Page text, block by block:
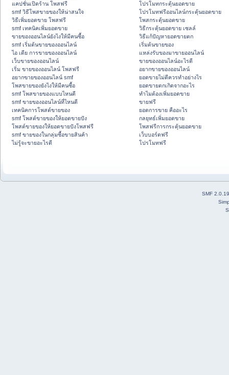
แคปชั่นเปิดร้าน โพสฟรี
smf วิธีโพสขายของให้น่าสนใจ
วิธีเพิ่มยอดขาย โพสฟรี
smf เทคนิคเพิ่มยอดขาย
ขายของออนไลน์ยังไงให้มีคนซื้อ
smf เริ่มต้นขายของออนไลน์
ไอ เดีย การขายของออนไลน์
เว็บขายของออนไลน์
เริ่ม ขายของออนไลน์ โพสฟรี
อยากขายของออนไลน์ smf
โพสขายของยังไงให้มีคนซื้อ
smf โพสขายของแบบไหนดี
smf ขายของออนไลน์ที่ไหนดี
เทคนิคการโพสต์ขายของ
smf โพสต์ขายของให้ยอดขายปัง
โพสต์ขายของให้ยอดขายปังโพสฟรี
smf ขายของในกลุ่มซื้อขายสินค้า
ไม่รู้จะขายอะไรดี
โปรโมทกระตุ้นยอดขาย
โปรโมทฟรีออนไลน์กระตุ้นยอดขาย
โพสกระตุ้นยอดขาย
วิธีกระตุ้นยอดขาย เซลล์
วิธีแก้ปัญหายอดขายตก
เริ่มต้นขายของ
แหล่งรับของมาขายออนไลน์
ขายของออนไลน์อะไรดี
อยากขายของออนไลน์
ยอดขายไม่ดีควรทำอย่างไร
ยอดขายตกเกิดจากอะไร
ทำไมต้องเพิ่มยอดขาย
ขายฟรี
ยอดการขาย คืออะไร
กลยุทธ์เพิ่มยอดขาย
โพสฟรีการกระตุ้นยอดขาย
เว็บบอร์ดฟรี
โปรโมทฟรี
SMF 2.0.19